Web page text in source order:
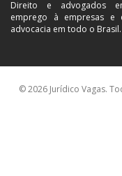
Direito e advogados
emprego à empresas e
advocacia em todo o Brasil.
© 2026 Jurídico Vagas.